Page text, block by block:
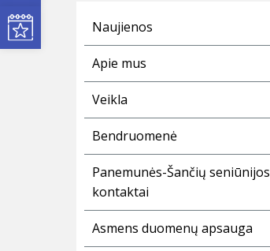
Kultūros renginiaiNaujienos
Apie mus
Veikla
Bendruomenė
Panemunės-Šančių seniūnijos
kontaktai
Asmens duomenų apsauga